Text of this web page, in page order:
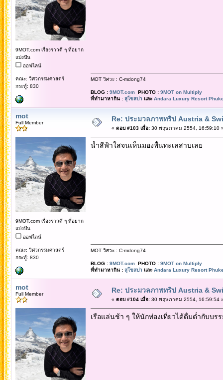
9MOT.com เรื่องราวดี ๆ ที่อยาก
แบ่งปัน
ออฟไลน์
คณะ: วิศวกรรมศาสตร์
กระทู้: 830
MOT วิศวะ : C-mdong74
BLOG : 9MOT.comPHOTO : 9MOT on Multiply
ที่ทำมาหากิน : สุโขสปา และ Andara Luxury Resort
mot
Full Member
9MOT.com เรื่องราวดี ๆ ที่อยาก
แบ่งปัน
ออฟไลน์
คณะ: วิศวกรรมศาสตร์
กระทู้: 830
Re: ประมวลภาพทริป Austria &
« ตอบ #103 เมื่อ:30 พฤษภาคม 2554, 16:59:10
น้ำสีฟ้าใสจนเห็นมองพื้นทะเลสาบเลย
MOT วิศวะ : C-mdong74
BLOG : 9MOT.comPHOTO : 9MOT on Multiply
ที่ทำมาหากิน : สุโขสปา และ Andara Luxury Resort
mot
Full Member Re: ประมวลภาพทริป Austria &
« ตอบ #104 เมื่อ:30 พฤษภาคม 2554, 16:59:54
เรือแล่นช้า ๆ ให้นักท่องเที่ยวได้ดื่มด่ำกับบร